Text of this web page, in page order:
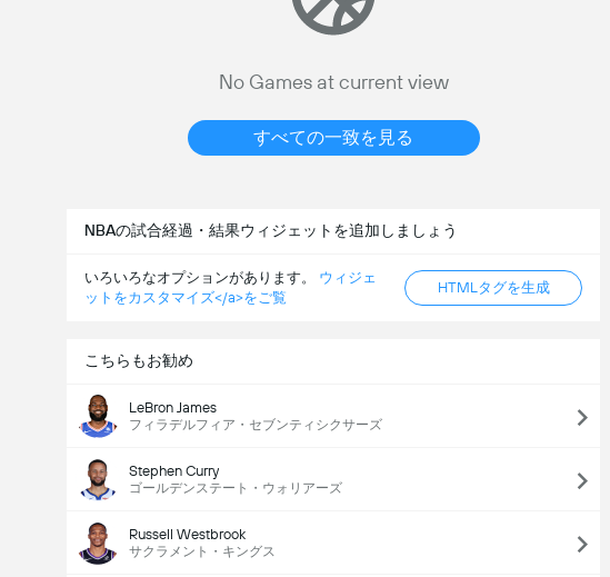
No Games at current view
すべての一致を見る
NBAの試合経過・結果ウィジェットを追加しましょう
いろいろなオプションがあります。 ウィジェ
ットをカスタマイズ</a>をご覧
HTMLタグを生成
こちらもお勧め
LeBron James
フィラデルフィア・セブンティシクサーズ
Stephen Curry
ゴールデンステート・ウォリアーズ
Russell Westbrook
サクラメント・キングス